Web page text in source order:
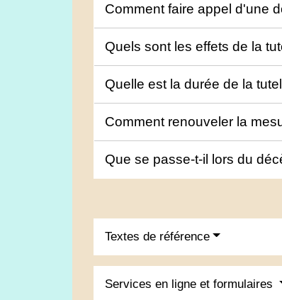
Comment faire appel d'une
Quels sont les effets de la
Quelle est la durée de la
Comment renouveler la
Que se passe-t-il lors du
Textes de référence
Services en ligne et formulaires